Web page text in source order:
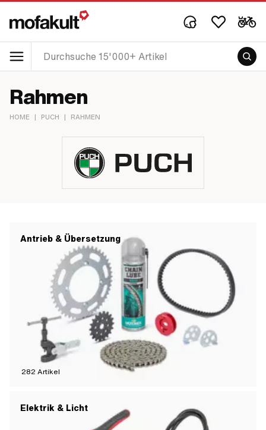
Rahmen
HOME | PUCH | RAHMEN
Antrieb & Übersetzung
282 Artikel
Elektrik & Licht